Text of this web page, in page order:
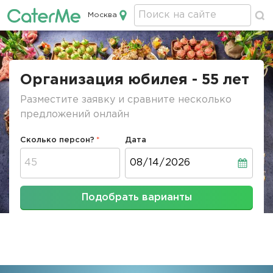
Кейтеринг в Москве
Москва
Строка
Организация юбилея - 55 лет
Разместите заявку и сравните несколько
предложений онлайн
Сколько персон? Дата
Подобрать варианты